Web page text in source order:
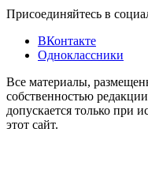
Присоединяйтесь в
ВКонтакте
Одноклассники
Все материалы,
собственностью
допускается только при
этот сайт.